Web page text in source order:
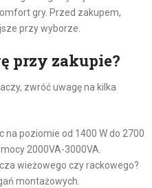
gry. Przed zakupem,
przy wyborze.
przy zakupie?
zwróć uwagę na kilka
na poziomie od 1400 W do 2700
2000VA-3000VA.
wieżowego czy rackowego?
montażowych.